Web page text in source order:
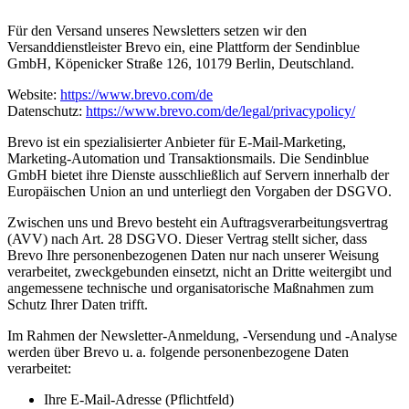
Für den Versand unseres Newsletters setzen wir den
Versanddienstleister Brevo ein, eine Plattform der Sendinblue
GmbH, Köpenicker Straße 126, 10179 Berlin, Deutschland.
Website: https://www.brevo.com/de
Datenschutz: https://www.brevo.com/de/legal/privacypolicy/
Brevo ist ein spezialisierter Anbieter für E-Mail-Marketing,
Marketing-Automation und Transaktionsmails. Die Sendinblue
GmbH bietet ihre Dienste ausschließlich auf Servern innerhalb der
Europäischen Union an und unterliegt den Vorgaben der DSGVO.
Zwischen uns und Brevo besteht ein Auftragsverarbeitungsvertrag
(AVV) nach Art. 28 DSGVO. Dieser Vertrag stellt sicher, dass
Brevo Ihre personenbezogenen Daten nur nach unserer Weisung
verarbeitet, zweckgebunden einsetzt, nicht an Dritte weitergibt und
angemessene technische und organisatorische Maßnahmen zum
Schutz Ihrer Daten trifft.
Im Rahmen der Newsletter-Anmeldung, -Versendung und -Analyse
werden über Brevo u. a. folgende personenbezogene Daten
verarbeitet:
Ihre E-Mail-Adresse (Pflichtfeld)